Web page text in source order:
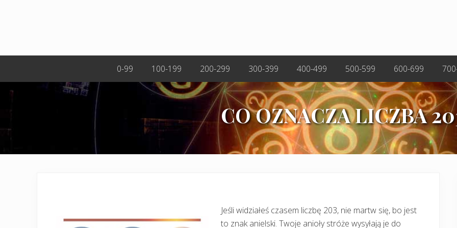
0-99 100-199 200-299 300-399 400-499 500-599 600-699
CO OZNACZA LICZBA
Jeśli widziałeś czasem liczbę 203, nie martw się, bo jest
to znak anielski. Twoje anioły stróże wysyłają je do